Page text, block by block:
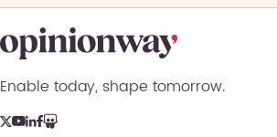
Enable today, shape tomorrow.